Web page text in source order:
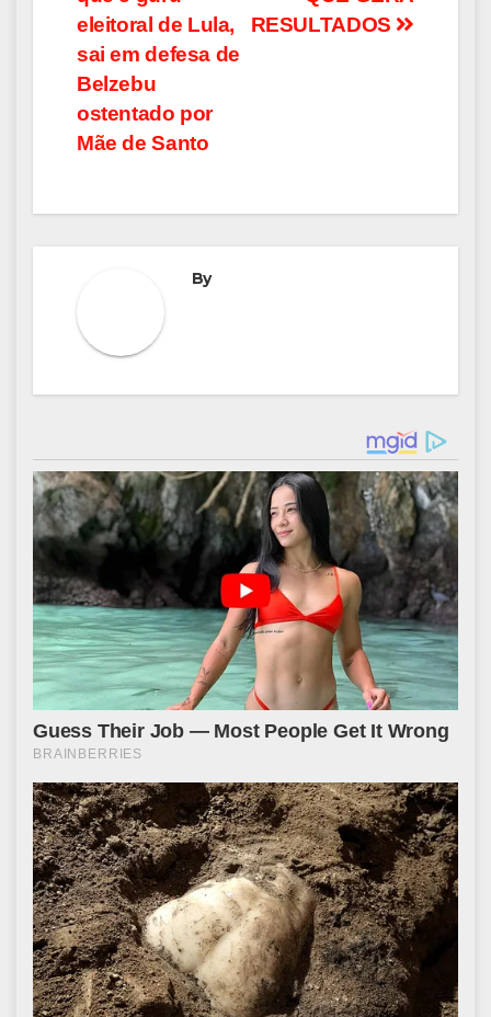
de
Post
RESULTADOS
eleitoral de Lula,
sai em defesa de
Belzebu
ostentado por
Mãe de Santo
By